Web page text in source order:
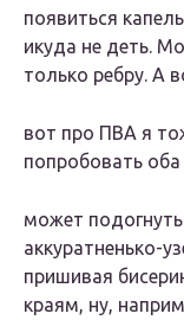
появиться
икуда не деть.
только ребру. А
вот про ПВА я
попробовать
может
аккуратненько-
пришивая
краям, ну,